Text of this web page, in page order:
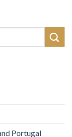
Portugal